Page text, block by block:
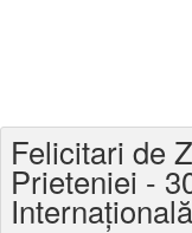
Felicitari varsta
Felicitari zilele anului
Felicitari de
Prieteniei -